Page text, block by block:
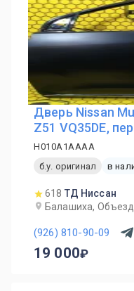
Дверь Nissan
Z51 VQ35DE,
H010A1AAAA
б.у. оригинал
в
618 ТД Ниссан
Балашиха,
(926) 810-90-09
19 000